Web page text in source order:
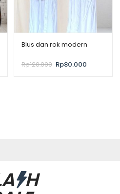
Blus dan rok modern
Rp120.000 Rp80.000
H